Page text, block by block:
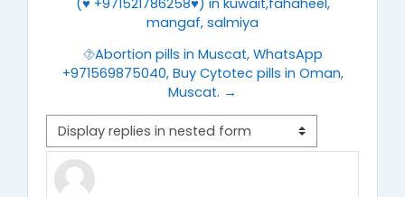
mangaf, salmiya
⯑︎Abortion pills in Muscat, WhatsApp
+971569875040, Buy Cytotec pills in Oman,
Muscat. →
Display mode